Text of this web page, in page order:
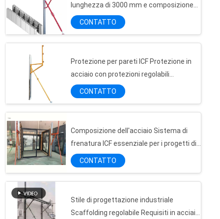
lunghezza di 3000 mm e composizione
chimica
CONTATTO
Protezione per pareti ICF Protezione in
acciaio con protezioni regolabili
Lunghezza 3000 mm Spessore 2 mm
CONTATTO
Composizione dell'acciaio Sistema di
frenatura ICF essenziale per i progetti di
costruzione
CONTATTO
Stile di progettazione industriale
Scaffolding regolabile Requisiti in acciaio